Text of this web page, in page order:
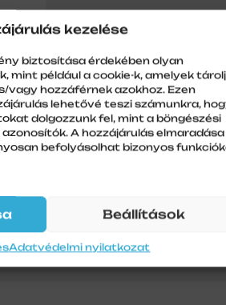
kezelése
biztosítása érdekében olyan
mint például a cookie-k, amelyek
vagy hozzáférnek azokhoz. Ezen
lehetővé teszi számunkra,
dolgozzunk fel, mint a böngészési
A hozzájárulás elmaradása
befolyásolhat bizonyos
Beállítások
Adatvédelmi nyilatkozat